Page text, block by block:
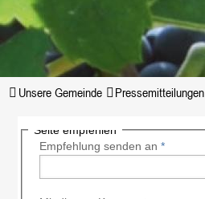
Unsere Gemeinde Pressemitteilungen
Seite empfehlen
Empfehlung senden an *